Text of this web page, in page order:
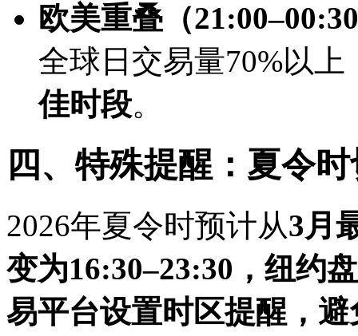
欧美重叠（
全球日交易量70%以
佳时段。
四、特殊提醒：夏令
2026年夏令时预计从3月
变为16:30–23:30，纽约
易平台设置时区提醒，